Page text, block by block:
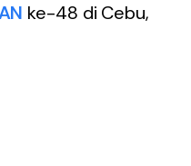
ke-48 di Cebu,